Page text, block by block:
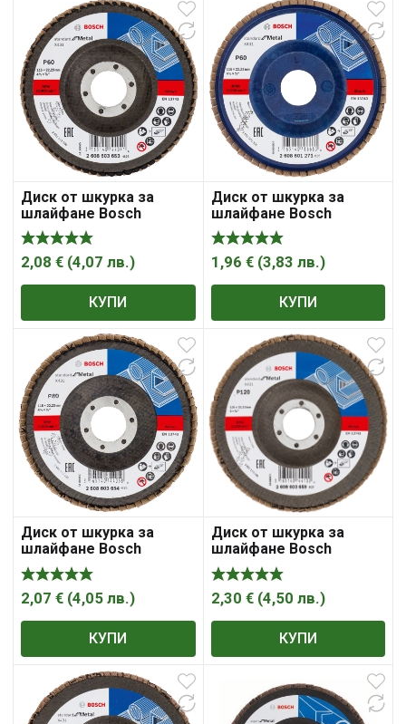
Диск от шкурка за
шлайфане Bosch
ламелен за метал 115
мм, 22.23 мм, P60,
Standard for Metal X431
2,08 € (4,07 лв.)
КУПИ
Диск от шкурка за
шлайфане Bosch
ламелен за метал 115
мм, 22.23 мм, P60,
Standard for Metal X431
1,96 € (3,83 лв.)
КУПИ
Диск от шкурка за
шлайфане Bosch
ламелен за метал 115
мм, 22.23 мм, P80,
Standard for Metal X431
2,07 € (4,05 лв.)
КУПИ
Диск от шкурка за
шлайфане Bosch
ламелен за метал 125
мм, 22.23 мм, P120,
Standard for Metal
2,30 € (4,50 лв.)
КУПИ